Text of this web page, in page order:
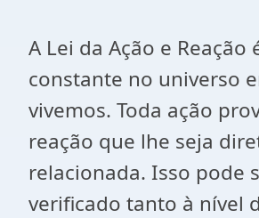
A Lei da Ação e Reação
constante no universo
vivemos. Toda ação
reação que lhe seja
relacionada. Isso pode
verificado tanto à nível